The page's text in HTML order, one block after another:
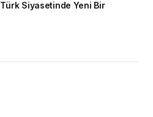
Türk Siyasetinde Yeni Bir